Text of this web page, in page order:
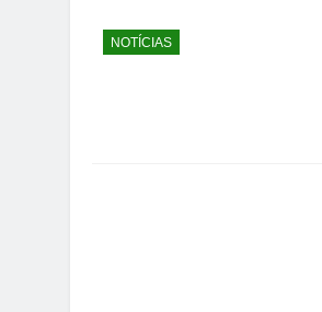
NOTÍCIAS